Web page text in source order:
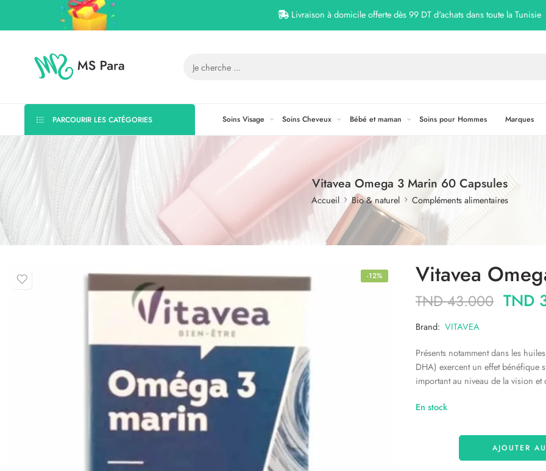
Livraison à domicile offerte dès 99 DT d'achats dans toute la Tunisie
PARCOURIR LES CATÉGORIES Soins Visage Soins Cheveux Bébé et maman Soins pour Hommes Marques
Vitavea Omega 3 Marin 60 Capsules
Accueil Bio & naturel Compléments alimentaires
-12% Vitavea
TND43.000 TND
Brand: VITAVEA
Présents notamment dans les
DHA) exercent un effet bénéfique
important au niveau de la vision
En stock
AJOUTER